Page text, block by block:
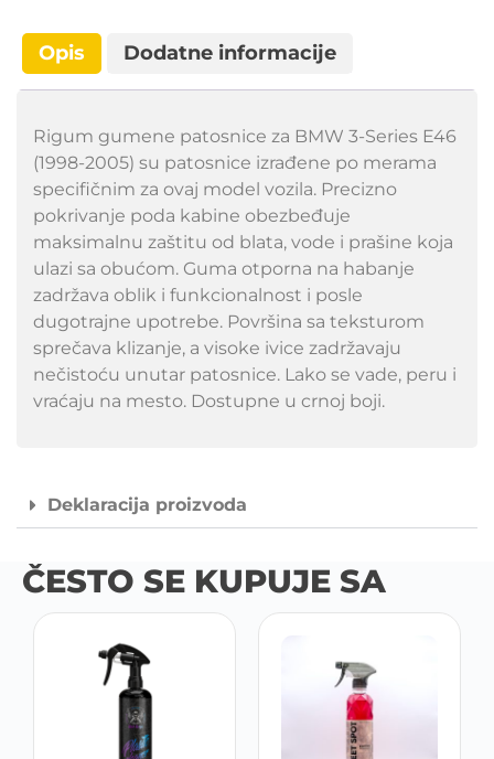
Opis Dodatne informacije
Rigum gumene patosnice za BMW 3-Series E46
(1998-2005) su patosnice izrađene po merama
specifičnim za ovaj model vozila. Precizno
pokrivanje poda kabine obezbeđuje
maksimalnu zaštitu od blata, vode i prašine koja
ulazi sa obućom. Guma otporna na habanje
zadržava oblik i funkcionalnost i posle
dugotrajne upotrebe. Površina sa teksturom
sprečava klizanje, a visoke ivice zadržavaju
nečistoću unutar patosnice. Lako se vade, peru i
vraćaju na mesto. Dostupne u crnoj boji.
Deklaracija proizvoda
ČESTO SE KUPUJE SA